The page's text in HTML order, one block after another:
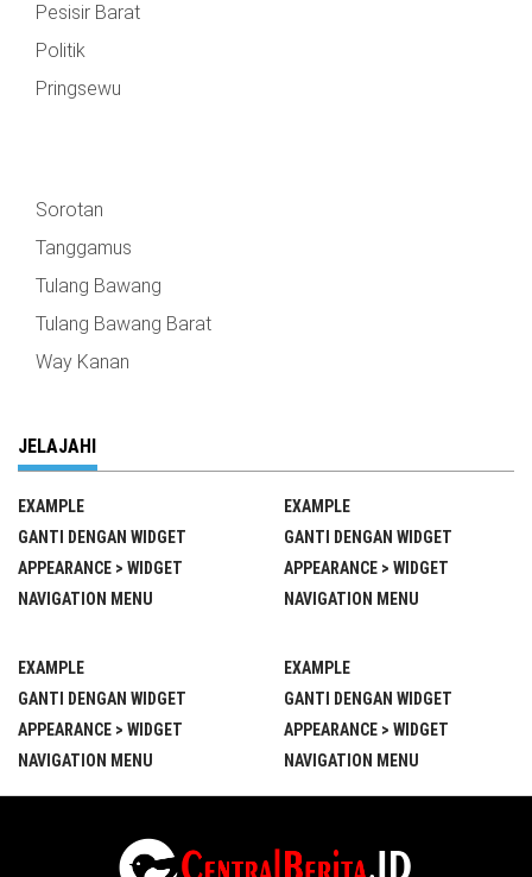
Pesisir Barat
Politik
Pringsewu
Sorotan
Tanggamus
Tulang Bawang
Tulang Bawang Barat
Way Kanan
JELAJAHI
EXAMPLE
GANTI DENGAN WIDGET
APPEARANCE > WIDGET
NAVIGATION MENU
EXAMPLE
GANTI DENGAN WIDGET
APPEARANCE > WIDGET
NAVIGATION MENU
EXAMPLE
GANTI DENGAN WIDGET
APPEARANCE > WIDGET
NAVIGATION MENU
EXAMPLE
GANTI DENGAN WIDGET
APPEARANCE > WIDGET
NAVIGATION MENU